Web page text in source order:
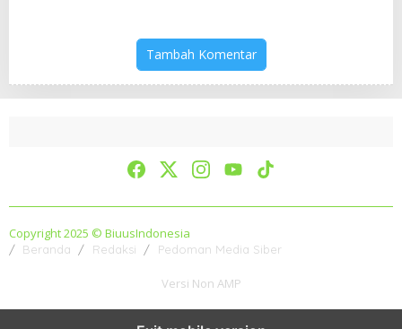
Tambah Komentar
Copyright 2025 © BiuusIndonesia
Beranda Redaksi Pedoman Media Siber
Versi Non AMP